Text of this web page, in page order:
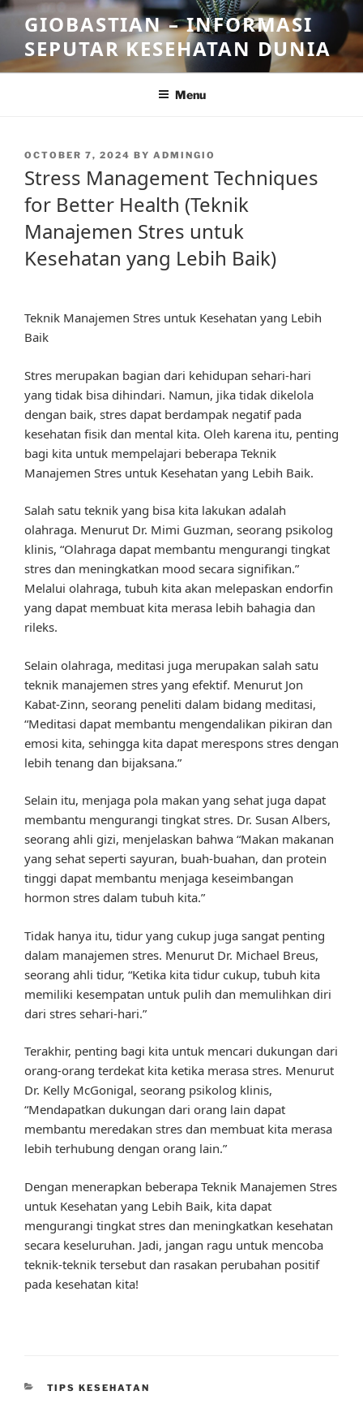
Skip
content
GIOBASTIAN – INFORMASI
SEPUTAR KESEHATAN DUNIA
Menu
POSTED
OCTOBER 7, 2024 BY ADMINGIO
Stress Management Techniques
for Better Health (Teknik
Manajemen Stres untuk
Kesehatan yang Lebih Baik)
Teknik Manajemen Stres untuk Kesehatan yang Lebih
Baik
Stres merupakan bagian dari kehidupan sehari-hari
yang tidak bisa dihindari. Namun, jika tidak dikelola
dengan baik, stres dapat berdampak negatif pada
kesehatan fisik dan mental kita. Oleh karena itu, penting
bagi kita untuk mempelajari beberapa Teknik
Manajemen Stres untuk Kesehatan yang Lebih Baik.
Salah satu teknik yang bisa kita lakukan adalah
olahraga. Menurut Dr. Mimi Guzman, seorang psikolog
klinis, “Olahraga dapat membantu mengurangi tingkat
stres dan meningkatkan mood secara signifikan.”
Melalui olahraga, tubuh kita akan melepaskan endorfin
yang dapat membuat kita merasa lebih bahagia dan
rileks.
Selain olahraga, meditasi juga merupakan salah satu
teknik manajemen stres yang efektif. Menurut Jon
Kabat-Zinn, seorang peneliti dalam bidang meditasi,
“Meditasi dapat membantu mengendalikan pikiran dan
emosi kita, sehingga kita dapat merespons stres dengan
lebih tenang dan bijaksana.”
Selain itu, menjaga pola makan yang sehat juga dapat
membantu mengurangi tingkat stres. Dr. Susan Albers,
seorang ahli gizi, menjelaskan bahwa “Makan makanan
yang sehat seperti sayuran, buah-buahan, dan protein
tinggi dapat membantu menjaga keseimbangan
hormon stres dalam tubuh kita.”
Tidak hanya itu, tidur yang cukup juga sangat penting
dalam manajemen stres. Menurut Dr. Michael Breus,
seorang ahli tidur, “Ketika kita tidur cukup, tubuh kita
memiliki kesempatan untuk pulih dan memulihkan diri
dari stres sehari-hari.”
Terakhir, penting bagi kita untuk mencari dukungan dari
orang-orang terdekat kita ketika merasa stres. Menurut
Dr. Kelly McGonigal, seorang psikolog klinis,
“Mendapatkan dukungan dari orang lain dapat
membantu meredakan stres dan membuat kita merasa
lebih terhubung dengan orang lain.”
Dengan menerapkan beberapa Teknik Manajemen Stres
untuk Kesehatan yang Lebih Baik, kita dapat
mengurangi tingkat stres dan meningkatkan kesehatan
secara keseluruhan. Jadi, jangan ragu untuk mencoba
teknik-teknik tersebut dan rasakan perubahan positif
pada kesehatan kita!
CATEGORIES
TIPS KESEHATAN